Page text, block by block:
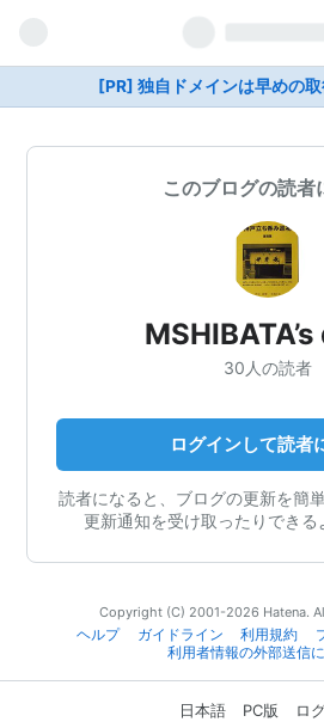
[PR] 独自ドメインは早めの取
このブログの読者
30人の読者
ログインして読者
読者になると、ブログの更新を簡
更新通知を受け取ったりできる
Copyright (C) 2001-2026 Hatena.
ヘルプ
ガイドライン 利用規約
利用者情報の外部送信
日本語 PC版 ロ